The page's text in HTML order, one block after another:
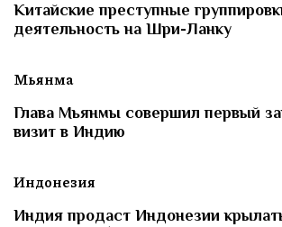
Китайские преступные
деятельность на Шри-Ланку
Мьянма
Глава Мьянмы совершил первый
визит в Индию
Индонезия
Индия продаст Индонезии